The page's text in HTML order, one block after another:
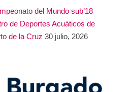
del Mundo sub’18
de Deportes Acuáticos de
de la Cruz 30 julio, 2026